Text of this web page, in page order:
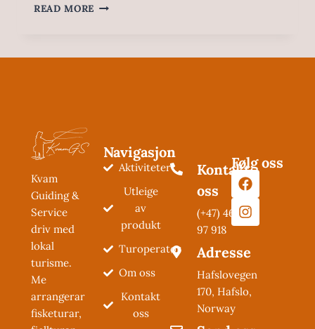
READ MORE
Kvam
Guiding &
Service
driv med
lokal
turisme.
Me
arrangerar
fisketurar,
Navigasjon
Aktiviteter
Utleige
av
produkt
Turoperatør
Om oss
Kontakt
oss
Kontakt
oss
(+47) 462
97 918
Adresse
Hafslovegen
170, Hafslo,
Norway
Følg oss